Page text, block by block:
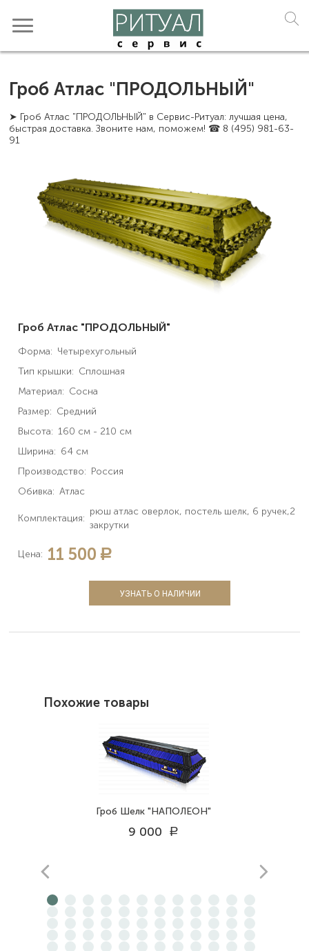
Гроб Атлас "ПРОДОЛЬНЫЙ"
➤ Гроб Атлас "ПРОДОЛЬНЫЙ" в Сервис-Ритуал: лучшая цена,
быстрая доставка. Звоните нам, поможем! ☎ 8 (495) 981-63-
91
Гроб Атлас "ПРОДОЛЬНЫЙ"
Форма: Четырехугольный
Тип крышки: Сплошная
Материал: Сосна
Размер: Средний
Высота: 160 см - 210 см
Ширина: 64 см
Производство: Россия
Обивка: Атлас
Комплектация:
рюш атлас оверлок, постель шелк, 6 ручек,2
закрутки
Цена: 11 500 a
УЗНАТЬ О НАЛИЧИИ
Похожие товары
Гроб Шелк "НАПОЛЕОН"
9 000 a
prev next